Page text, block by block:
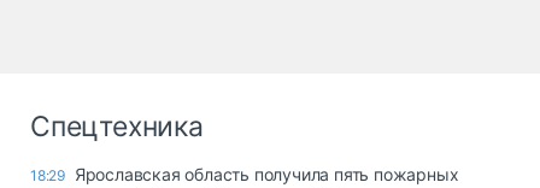
Спецтехника
18:29 Ярославская область получила пять пожарных